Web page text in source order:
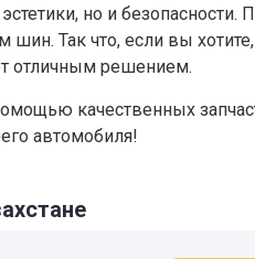
но и
Так что, если вы
отличным решением.
качественных
автомобиля!